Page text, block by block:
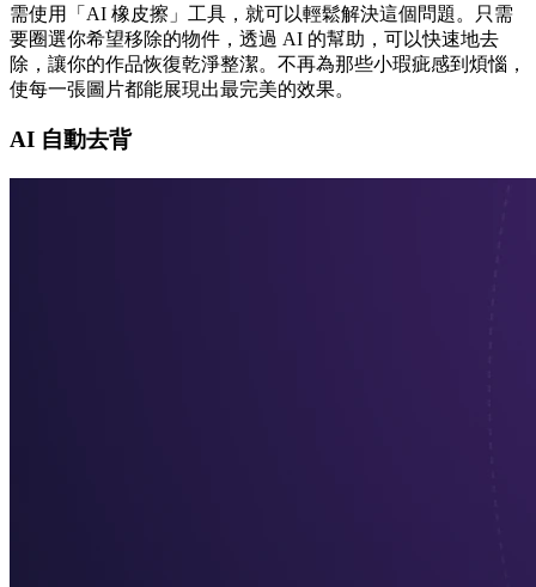
需使用「AI 橡皮擦」工具，就可以輕鬆解決這個問題。只需
要圈選你希望移除的物件，透過 AI 的幫助，可以快速地去
除，讓你的作品恢復乾淨整潔。不再為那些小瑕疵感到煩惱，
使每一張圖片都能展現出最完美的效果。
AI 自動去背